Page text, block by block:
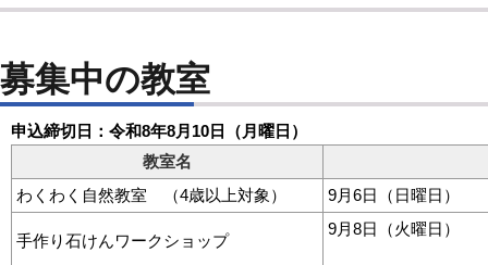
募集中の教室
申込締切日：令和8年8月10日（月曜日）
教室名
わくわく自然教室 （4歳以上対象）
9月6日（日曜日）
手作り石けんワークショップ
9月8日（火曜日）